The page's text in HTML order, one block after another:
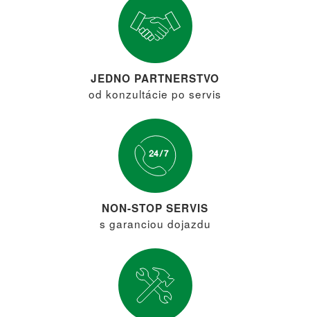
JEDNO PARTNERSTVO
od konzultácie po servis
NON-STOP SERVIS
s garanciou dojazdu